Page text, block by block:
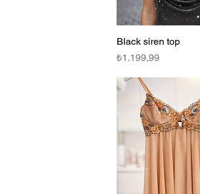
Hızlı Bakış
Black siren top
Fiyat
₺1.199,99